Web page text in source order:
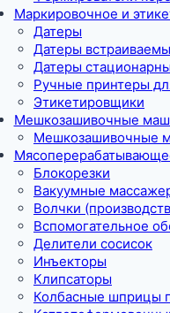
Маркировочное и
Датеры
Датеры
Датеры
Ручные принтеры
Этикетировщики
Мешкозашивочные
Мешкозашивочные
Блокорезки
Вакуумные
Волчки
Вспомогательное
Делители сосисок
Инъекторы
Клипсаторы
Колбасные шприцы